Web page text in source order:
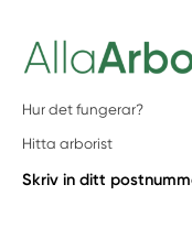
Hur det fungerar?
Hitta arborist
Skriv in ditt